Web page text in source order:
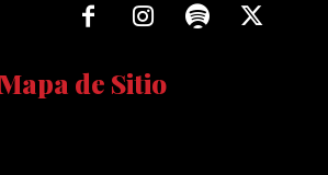
de Sitio